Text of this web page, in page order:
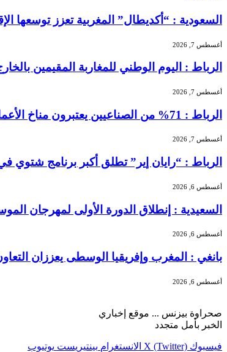
السعودية : “أكديطال” المغربية تعزز توسعها
أغسطس 7, 2026
الرباط : اليوم الوطني للمغاربة المقيمين
أغسطس 7, 2026
الرباط : 71% من الصناعيين يعتبرون مناخ الأعمال عادياً خلال الفصل الثاني من 2026 …
أغسطس 7, 2026
الرباط : “رايان إير” تطلق أكبر برنامج شتوي في تاريخها بالمغرب
أغسطس 6, 2026
السعيدية : إنطلاق الدورة الأولى لمهرجان
أغسطس 6, 2026
بانغي : المغرب وإفريقيا الوسطى يعززان
أغسطس 6, 2026
صحراوة بيزنس ... موقع إخباري
الخبر بأمل متجدد
فيسبوك X (Twitter) الانستغرام بينتيريست يوتيوب